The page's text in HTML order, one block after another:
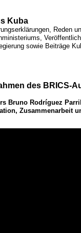
Kuba
Reden
sowie Beiträge
des BRICS-
Bruno Rodríguez
Zusammenarbeit